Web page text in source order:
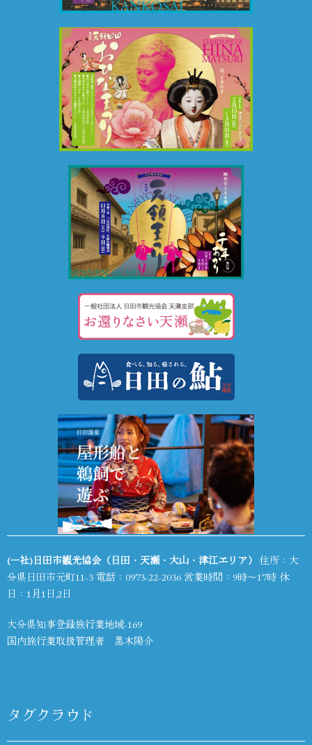
(一社)日田市観光協会（日田・天瀬・大山・津江エリア） 住所：大
分県日田市元町11-3 電話： 0973-22-2036 営業時間：9時～17時 休
日：1月1日,2日
大分県知事登録旅行業地域-169
国内旅行業取扱管理者 黒木陽介
タグクラウド